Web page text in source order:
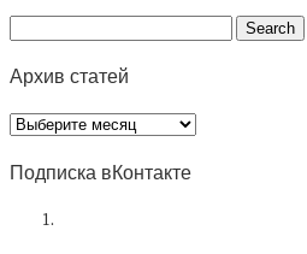
Архив статей
Архив
статей
Подписка вКонтакте